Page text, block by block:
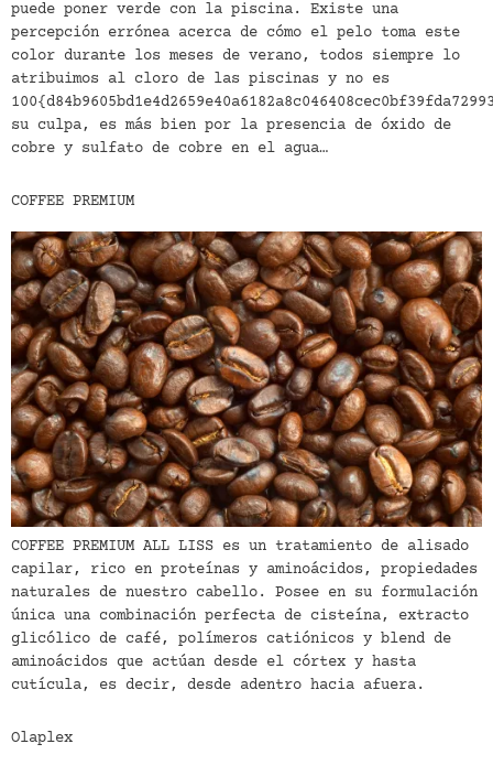
puede poner verde con la piscina. Existe una
percepción errónea acerca de cómo el pelo toma este
color durante los meses de verano, todos siempre lo
atribuimos al cloro de las piscinas y no es
su culpa, es más bien por la presencia de óxido de
cobre y sulfato de cobre en el agua…
COFFEE PREMIUM
COFFEE PREMIUM ALL LISS es un tratamiento de alisado
capilar, rico en proteínas y aminoácidos, propiedades
naturales de nuestro cabello. Posee en su formulación
única una combinación perfecta de cisteína, extracto
glicólico de café, polímeros catiónicos y blend de
aminoácidos que actúan desde el córtex y hasta
cutícula, es decir, desde adentro hacia afuera.
Olaplex